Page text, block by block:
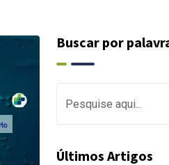
Buscar por
Últimos Artigos